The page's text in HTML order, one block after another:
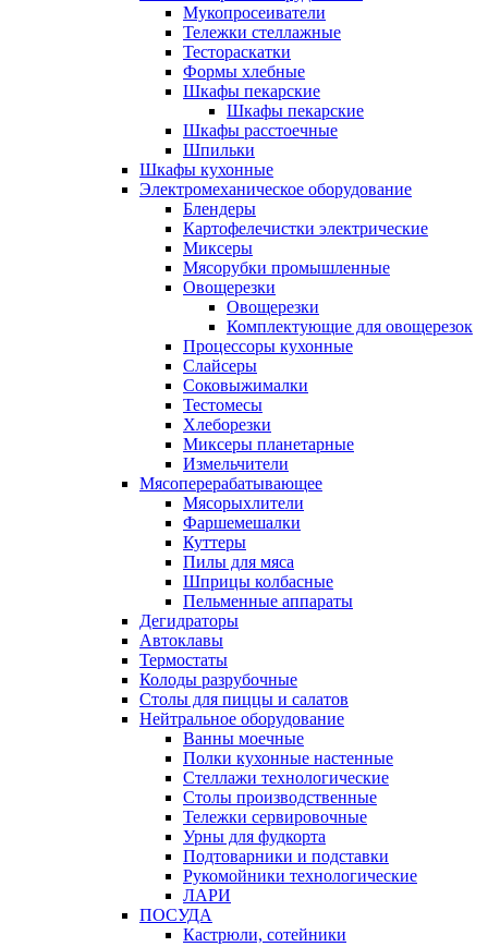
Мукопросеиватели
Тележки стеллажные
Тестораскатки
Формы хлебные
Шкафы пекарские
Шкафы пекарские
Шкафы расстоечные
Шпильки
Шкафы кухонные
Электромеханическое оборудование
Блендеры
Картофелечистки электрические
Миксеры
Мясорубки промышленные
Овощерезки
Овощерезки
Комплектующие для овощерезок
Процессоры кухонные
Слайсеры
Соковыжималки
Тестомесы
Хлеборезки
Миксеры планетарные
Измельчители
Мясоперерабатывающее
Мясорыхлители
Фаршемешалки
Куттеры
Пилы для мяса
Шприцы колбасные
Пельменные аппараты
Дегидраторы
Автоклавы
Термостаты
Колоды разрубочные
Столы для пиццы и салатов
Нейтральное оборудование
Ванны моечные
Полки кухонные настенные
Стеллажи технологические
Столы производственные
Тележки сервировочные
Урны для фудкорта
Подтоварники и подставки
Рукомойники технологические
ЛАРИ
ПОСУДА
Кастрюли, сотейники